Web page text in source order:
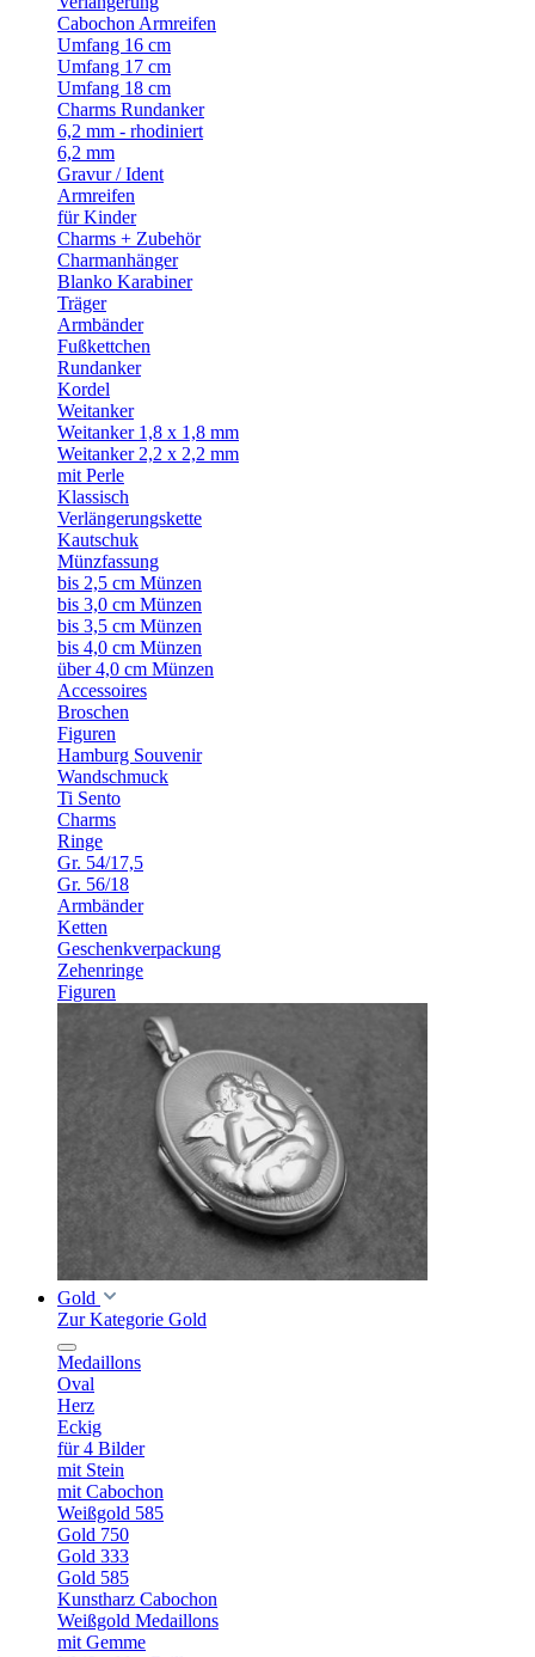
Cabochon Armreifen
Umfang 16 cm
Umfang 17 cm
Umfang 18 cm
Charms Rundanker
6,2 mm - rhodiniert
6,2 mm
Gravur / Ident
Armreifen
für Kinder
Charms + Zubehör
Charmanhänger
Blanko Karabiner
Träger
Armbänder
Fußkettchen
Rundanker
Kordel
Weitanker
Weitanker 1,8 x 1,8 mm
Weitanker 2,2 x 2,2 mm
mit Perle
Klassisch
Verlängerungskette
Kautschuk
Münzfassung
bis 2,5 cm Münzen
bis 3,0 cm Münzen
bis 3,5 cm Münzen
bis 4,0 cm Münzen
über 4,0 cm Münzen
Accessoires
Broschen
Figuren
Hamburg Souvenir
Wandschmuck
Ti Sento
Charms
Ringe
Gr. 54/17,5
Gr. 56/18
Armbänder
Ketten
Geschenkverpackung
Zehenringe
Figuren
Gold
Zur Kategorie Gold
Medaillons
Oval
Herz
Eckig
für 4 Bilder
mit Stein
mit Cabochon
Weißgold 585
Gold 750
Gold 333
Gold 585
Kunstharz Cabochon
Weißgold Medaillons
mit Gemme